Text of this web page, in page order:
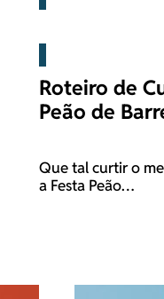
Roteiro de
Peão de
Que tal curtir o
a Festa Peão…